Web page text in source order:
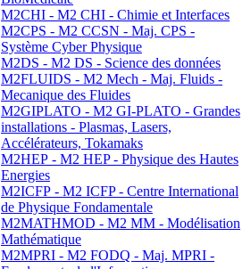
M2CHI - M2 CHI - Chimie et Interfaces
M2CPS - M2 CCSN - Maj. CPS -
Système Cyber Physique
M2DS - M2 DS - Science des données
M2FLUIDS - M2 Mech - Maj. Fluids -
Mecanique des Fluides
M2GIPLATO - M2 GI-PLATO - Grandes
installations - Plasmas, Lasers,
Accélérateurs, Tokamaks
M2HEP - M2 HEP - Physique des Hautes
Energies
M2ICFP - M2 ICFP - Centre International
de Physique Fondamentale
M2MATHMOD - M2 MM - Modélisation
Mathématique
M2MPRI - M2 FODQ - Maj. MPRI -